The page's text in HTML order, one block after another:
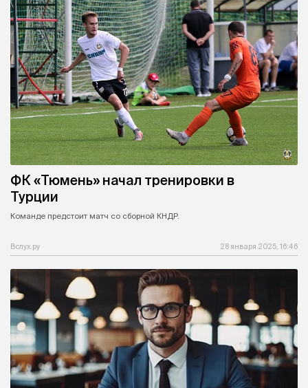
ФК «Тюмень» начал тренировки в
Турции
Команде предстоит матч со сборной КНДР.
Вслух.ру 28 января 2025, 16:46